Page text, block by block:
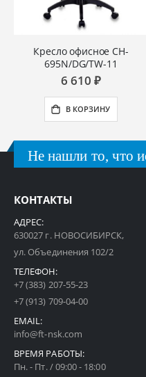
Кресло офисное CH-
695N/DG/TW-11
6 610 ₽
В КОРЗИНУ
Не нашли то, что
КОНТАКТЫ
АДРЕС:
630027 г. НОВОСИБИРСК,
ул. Объединения 102/2
ТЕЛЕФОН:
+7 (383) 207-55-23
+7 (913) 709-04-00
EMAIL:
info@ft-nsk.com
ВРЕМЯ РАБОТЫ:
Пн. - Пт. / 09:00 - 18:00